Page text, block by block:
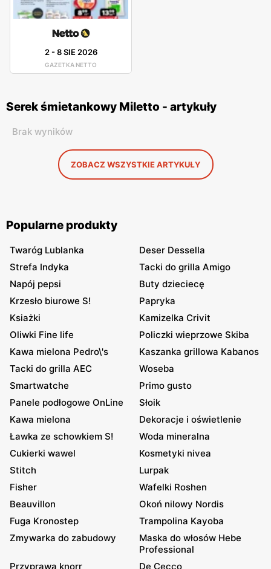
2-8 SIE 2026
GAZETKA NETTO
Serek śmietankowy Miletto - artykuły
Brak wyników
ZOBACZ WSZYSTKIE ARTYKUŁY
Popularne produkty
Twaróg Lublanka
Deser Dessella
Strefa Indyka
Tacki do grilla Amigo
Napój pepsi
Buty dzieciecę
Krzesło biurowe S!
Papryka
Ksiażki
Kamizelka Crivit
Oliwki Fine life
Policzki wieprzowe Skiba
Kawa mielona Pedro\'s
Kaszanka grillowa Kabanos
Tacki do grilla AEC
Woseba
Smartwatche
Primo gusto
Panele podłogowe OnLine
Słoik
Kawa mielona
Dekoracje i oświetlenie
Ławka ze schowkiem S!
Woda mineralna
Cukierki wawel
Kosmetyki nivea
Stitch
Lurpak
Fisher
Wafelki Roshen
Beauvillon
Okoń nilowy Nordis
Fuga Kronostep
Trampolina Kayoba
Zmywarka do zabudowy
Maska do włosów Hebe
Professional
Przyprawa knorr
De Cecco